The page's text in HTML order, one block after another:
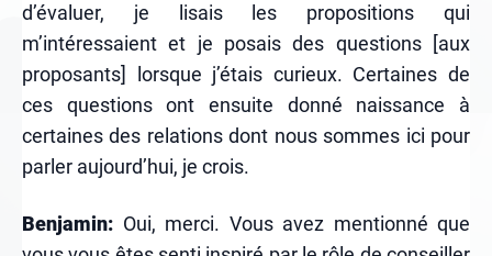
d’évaluer, je lisais les propositions qui
m’intéressaient et je posais des questions [aux
proposants] lorsque j’étais curieux. Certaines de
ces questions ont ensuite donné naissance à
certaines des relations dont nous sommes ici pour
parler aujourd’hui, je crois.
Benjamin: Oui, merci. Vous avez mentionné que